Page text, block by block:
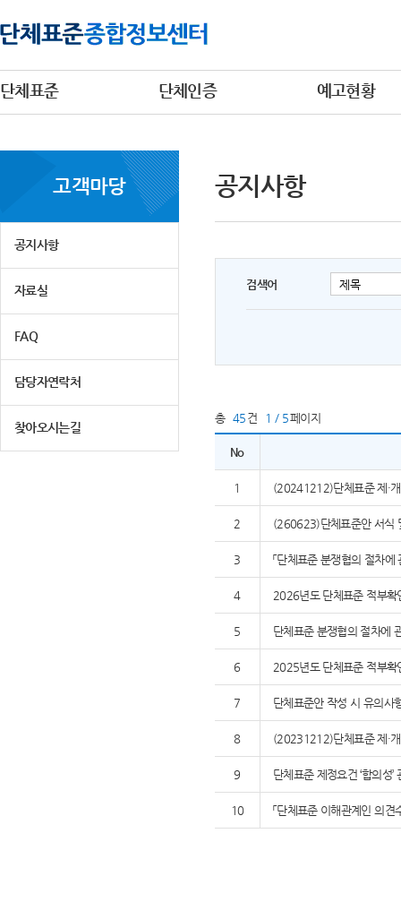
단체표준 단체인증 예고현황
고객마당
공지사항
자료실
FAQ
담당자연락처
찾아오시는길
공지사항
검색어
총 45 건 1 / 5페이지
No
1 (20241212)단체표준 제·
2 (260623)단체표준안 서식
3 「단체표준 분쟁협의 절차에
4 2026년도 단체표준 적부확
5 단체표준 분쟁협의 절차에
6 2025년도 단체표준 적부확
7 단체표준안 작성 시 유의사
8 (20231212)단체표준 제·
9 단체표준 제정요건 ‘합의성
10 「단체표준 이해관계인 의